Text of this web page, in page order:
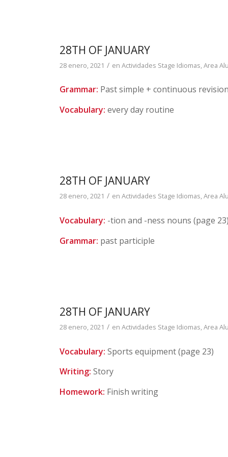
28TH OF JANUARY
28 enero, 2021 / enActividades Stage Idiomas ,Area
Grammar: Past simple + continuous revision
Vocabulary:every day routine
28TH OF JANUARY
28 enero, 2021 / enActividades Stage Idiomas,Area
Vocabulary: -tion and -ness nouns (page 23)
Grammar: past participle
28TH OF JANUARY
28 enero, 2021 / enActividades Stage Idiomas,Area
Vocabulary:Sports equipment (page 23)
Writing:Story
Homework: Finish writing